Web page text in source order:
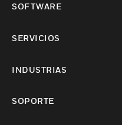
SOFTWARE
SERVICIOS
INDUSTRIAS
SOPORTE